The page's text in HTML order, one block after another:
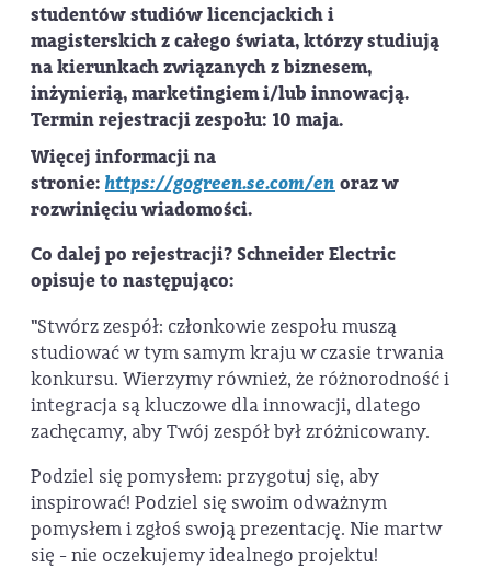
studentów studiów licencjackich i
magisterskich z całego świata, którzy studiują
na kierunkach związanych z biznesem,
inżynierią, marketingiem i/lub innowacją.
Termin rejestracji zespołu: 10 maja.
Więcej informacji na
stronie:https://gogreen.se.com/en oraz w
rozwinięciu wiadomości.
Co dalej po rejestracji? Schneider Electric
opisuje to następująco:
"Stwórz zespół: członkowie zespołu muszą
studiować w tym samym kraju w czasie trwania
konkursu. Wierzymy również, że różnorodność i
integracja są kluczowe dla innowacji, dlatego
zachęcamy, aby Twój zespół był zróżnicowany.
Podziel się pomysłem: przygotuj się, aby
inspirować! Podziel się swoim odważnym
pomysłem i zgłoś swoją prezentację. Nie martw
się - nie oczekujemy idealnego projektu!